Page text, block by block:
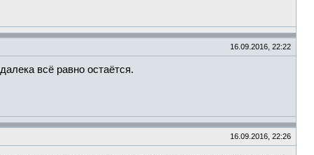
16.09.2016, 22:22
всё равно остаётся.
16.09.2016, 22:26